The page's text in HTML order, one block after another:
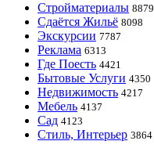
Стройматериалы 8879
Сдаётся Жильё 8098
Экскурсии 7787
Реклама 6313
Где Поесть 4421
Бытовые Услуги 4350
Недвижимость 4217
Мебель 4137
Сад 4123
Стиль, Интерьер 3864